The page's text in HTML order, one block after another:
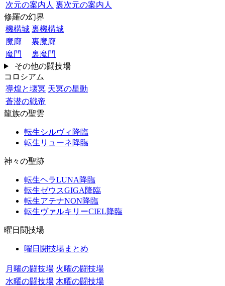
次元の案内人 裏次元の案内人
修羅の幻界
機構城 裏機構城
魔廊
裏魔廊
魔門
裏魔門
その他の闘技場
コロシアム
導煌と壊冥 天冥の星動
蒼潜の戦帝
龍族の聖雲
転生シルヴィ降臨
転生リューネ降臨
神々の聖跡
転生ヘラLUNA降臨
転生ゼウスGIGA降臨
転生アテナNON降臨
転生ヴァルキリーCIEL降臨
曜日闘技場
曜日闘技場まとめ
月曜の闘技場 火曜の闘技場
水曜の闘技場 木曜の闘技場